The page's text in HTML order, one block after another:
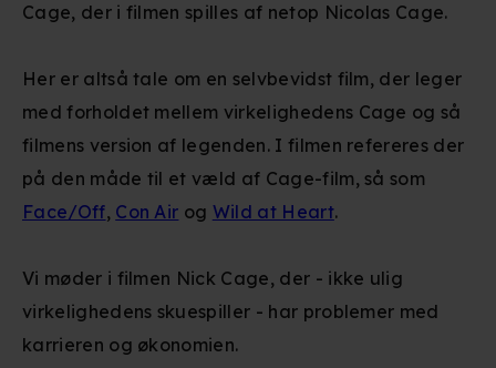
Cage, der i filmen spilles af netop Nicolas Cage.
Her er altså tale om en selvbevidst film, der leger
med forholdet mellem virkelighedens Cage og så
filmens version af legenden. I filmen refereres der
på den måde til et væld af Cage-film, så som
Face/Off, Con Air og Wild at Heart.
Vi møder i filmen Nick Cage, der - ikke ulig
virkelighedens skuespiller - har problemer med
karrieren og økonomien.